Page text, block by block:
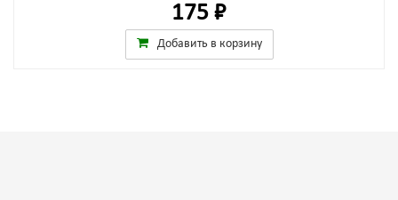
175 ₽
Добавить в корзину